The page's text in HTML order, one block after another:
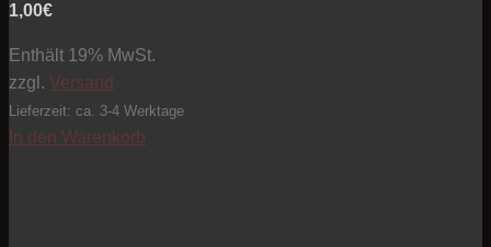
1,00€
Enthält 19% MwSt.
zzgl. Versand
Lieferzeit: ca. 3-4 Werktage
In den Warenkorb